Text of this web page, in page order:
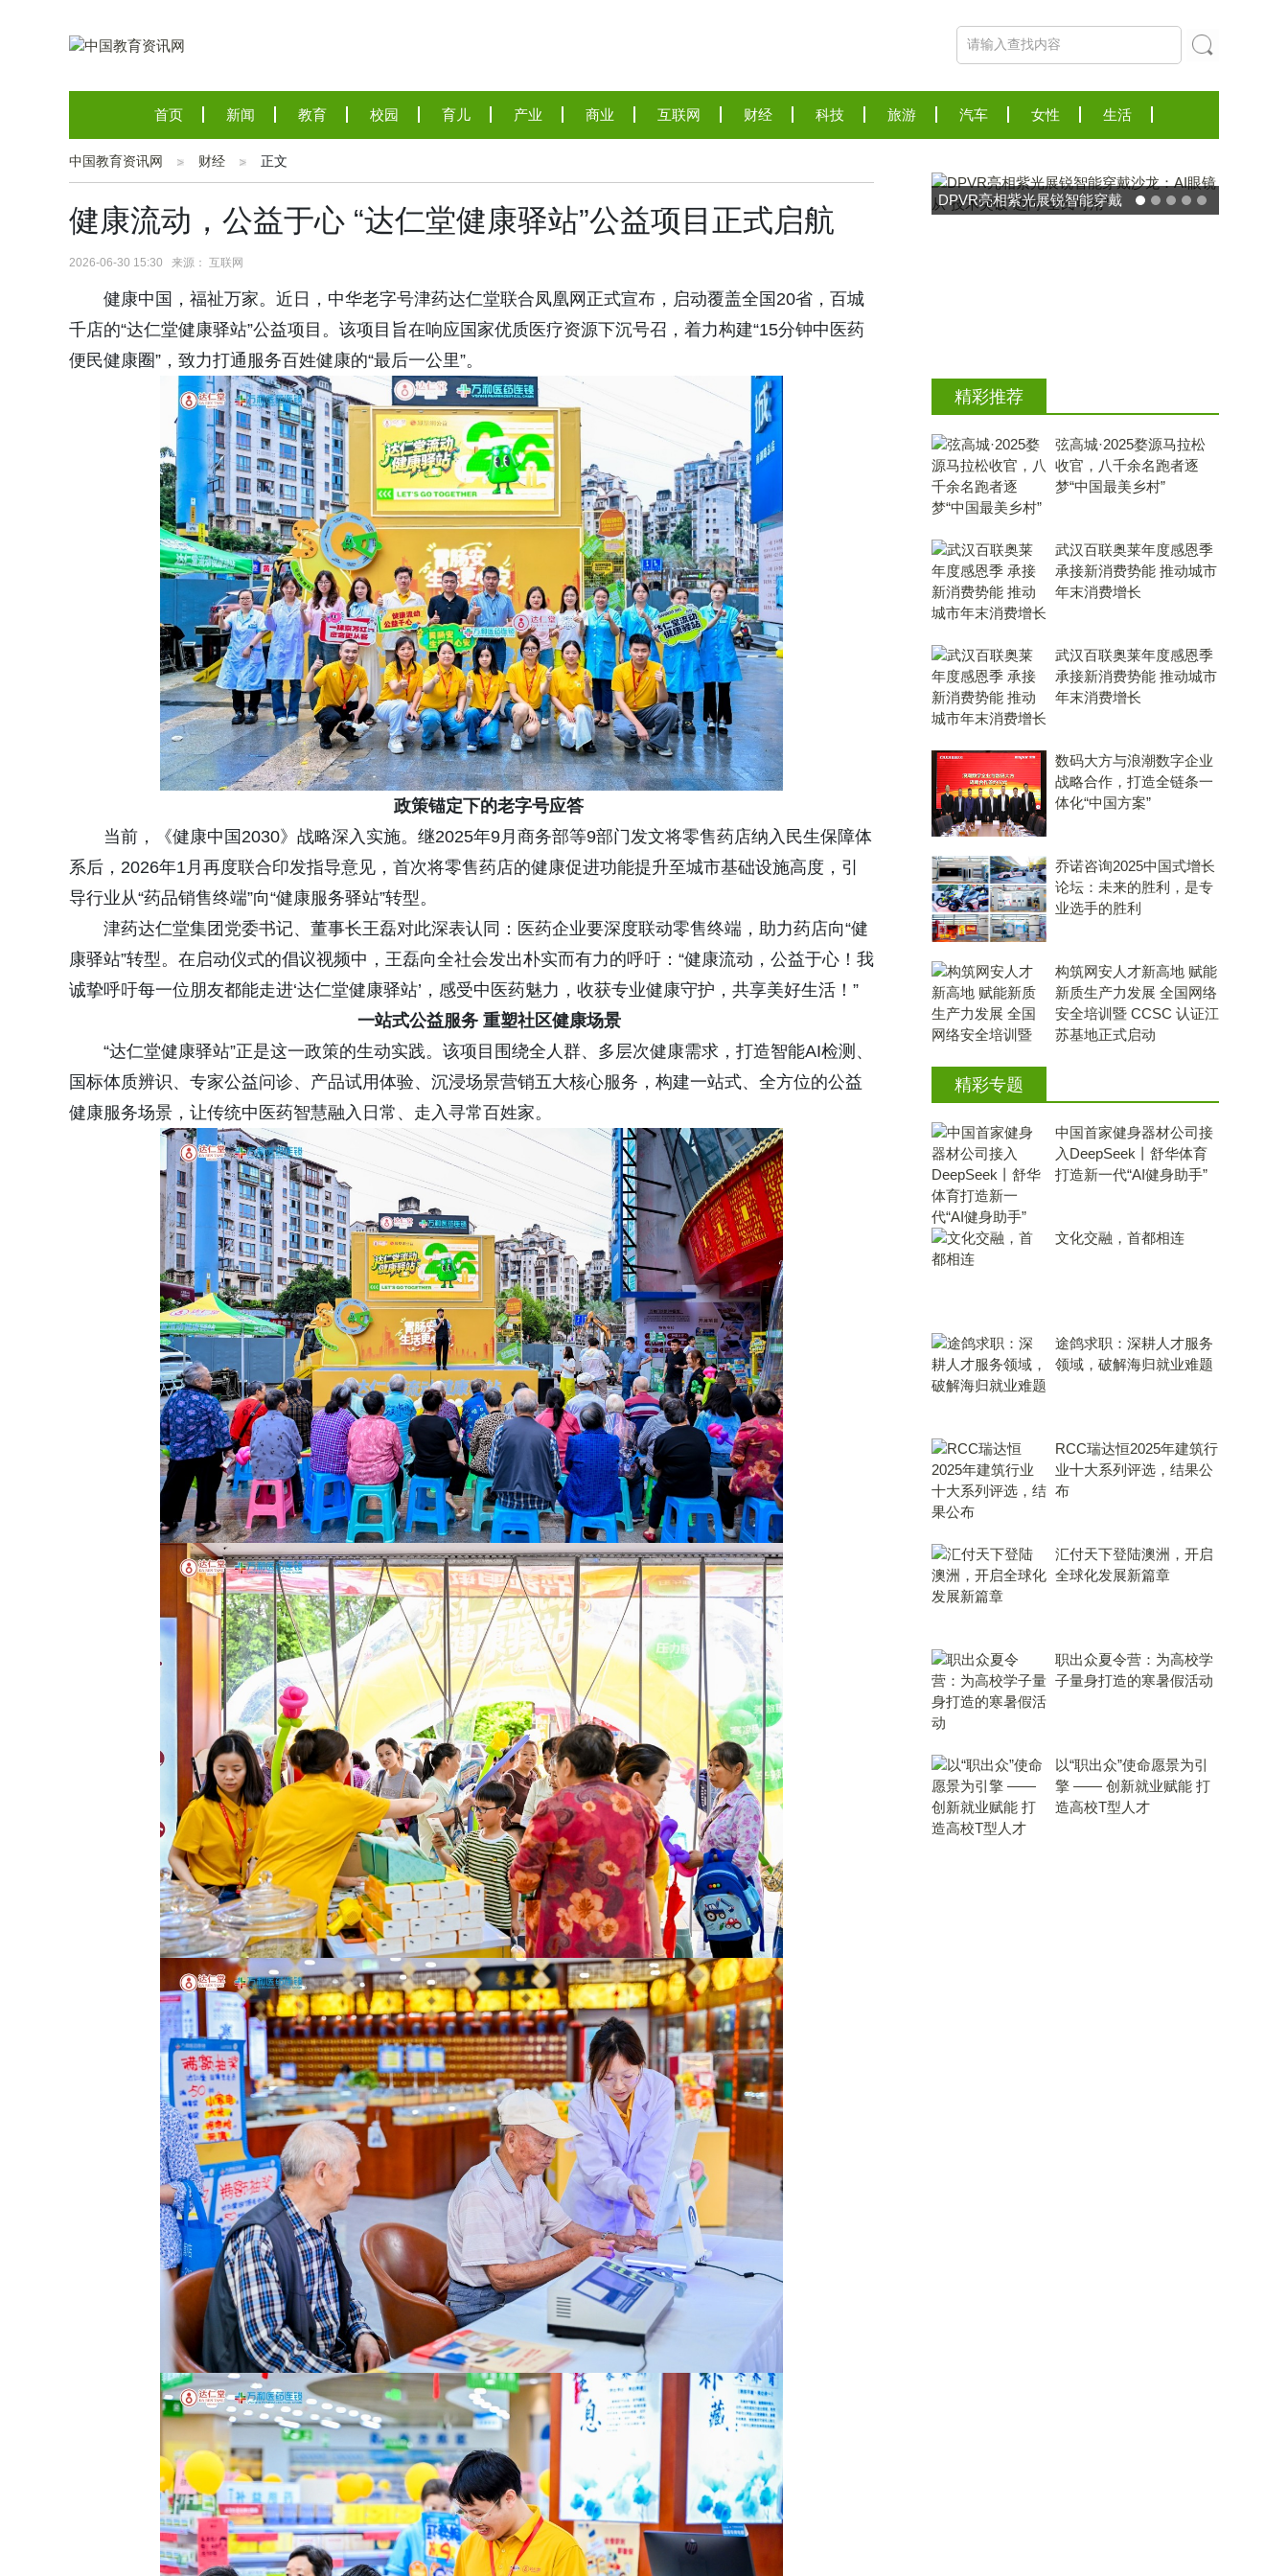
首页 新闻 教育 校园 育儿 产业 商业 互联网 财经 科技 旅游 汽车 女性 生活
中国教育资讯网 财经 正文
健康流动，公益于心 “达仁堂健康驿站”公益项目正式启航
2026-06-30 15:30 来源： 互联网
健康中国，福祉万家。近日，中华老字号津药达仁堂联合凤凰网正式宣布，启动覆盖全国20省，百城
千店的“达仁堂健康驿站”公益项目。该项目旨在响应国家优质医疗资源下沉号召，着力构建“15分钟中医药
便民健康圈”，致力打通服务百姓健康的“最后一公里”。
政策锚定下的老字号应答
当前，《健康中国2030》战略深入实施。继2025年9月商务部等9部门发文将零售药店纳入民生保障体
系后，2026年1月再度联合印发指导意见，首次将零售药店的健康促进功能提升至城市基础设施高度，引
导行业从“药品销售终端”向“健康服务驿站”转型。
津药达仁堂集团党委书记、董事长王磊对此深表认同：医药企业要深度联动零售终端，助力药店向“健
康驿站”转型。在启动仪式的倡议视频中，王磊向全社会发出朴实而有力的呼吁：“健康流动，公益于心！我
诚挚呼吁每一位朋友都能走进‘达仁堂健康驿站’，感受中医药魅力，收获专业健康守护，共享美好生活！”
一站式公益服务 重塑社区健康场景
“达仁堂健康驿站”正是这一政策的生动实践。该项目围绕全人群、多层次健康需求，打造智能AI检测、
国标体质辨识、专家公益问诊、产品试用体验、沉浸场景营销五大核心服务，构建一站式、全方位的公益
健康服务场景，让传统中医药智慧融入日常、走入寻常百姓家。
东方药林"雪康保"凝胶型膳食
精彩推荐
弦高城·2025婺源马拉松
收官，八千余名跑者逐
梦“中国最美乡村”
武汉百联奥莱年度感恩季
承接新消费势能 推动城市
年末消费增长
武汉百联奥莱年度感恩季
承接新消费势能 推动城市
年末消费增长
数码大方与浪潮数字企业
战略合作，打造全链条一
体化“中国方案”
乔诺咨询2025中国式增长
论坛：未来的胜利，是专
业选手的胜利
构筑网安人才新高地 赋能
新质生产力发展 全国网络
安全培训暨 CCSC 认证江
苏基地正式启动
精彩专题
中国首家健身器材公司接
入DeepSeek丨舒华体育
打造新一代“AI健身助手”
文化交融，首都相连
途鸽求职：深耕人才服务
领域，破解海归就业难题
RCC瑞达恒2025年建筑行
业十大系列评选，结果公
布
汇付天下登陆澳洲，开启
全球化发展新篇章
职出众夏令营：为高校学
子量身打造的寒暑假活动
以“职出众”使命愿景为引
擎 —— 创新就业赋能 打
造高校T型人才